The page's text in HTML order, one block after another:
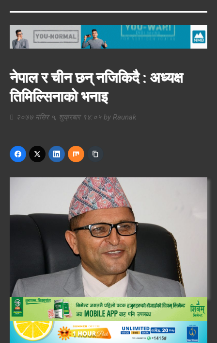
नेपाल र चीन छन् नजिकिदै : अध्यक्ष
तिमिल्सिनाको भनाइ
२०७७ मंसिर ५, शुक्रबार १४:०५ by Raunak